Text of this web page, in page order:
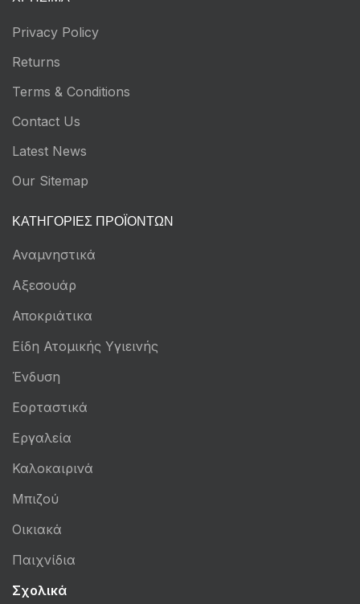
Privacy Policy
Returns
Terms & Conditions
Contact Us
Latest News
Our Sitemap
ΚΑΤΗΓΟΡΊΕΣ ΠΡΟΪΌΝΤΩΝ
Αναμνηστικά
Αξεσουάρ
Αποκριάτικα
Είδη Ατομικής Υγιεινής
Ένδυση
Εορταστικά
Εργαλεία
Καλοκαιρινά
Μπιζού
Οικιακά
Παιχνίδια
Σχολικά